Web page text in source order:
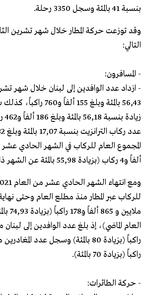
بنسبة 41 بالمئة وسجل 3350 رحلة.
التالي:
- المسافرون:
- ازداد عدد الوافدين إلى لبنان خلال شهر
56,43 بالمئة وبلغ 155
ألفاً و4 ركاب (بزيادة 55,98 بالمئة عن الشهر ذاته من العام 2020).
للركاب عبر المطار منذ مطلع العام وحتى
راكباً (بزيادة 70 بالمئة).
- حركة الطائرات: